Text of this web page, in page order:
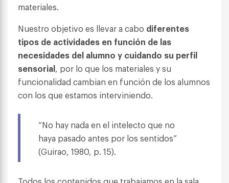
materiales.
Nuestro objetivo es llevar a cabo diferentes
tipos de actividades en función de las
necesidades del alumno y cuidando su perfil
sensorial, por lo que los materiales y su
funcionalidad cambian en función de los alumnos
con los que estamos interviniendo.
“No hay nada en el intelecto que no
haya pasado antes por los sentidos”
(Guirao, 1980, p. 15).